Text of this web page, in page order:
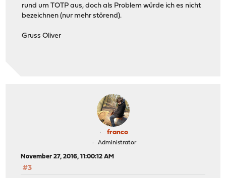
rund um TOTP aus, doch als Problem würde ich es nicht
bezeichnen (nur mehr störend).
Gruss Oliver
franco
Administrator
November 27, 2016, 11:00:12 AM
#3